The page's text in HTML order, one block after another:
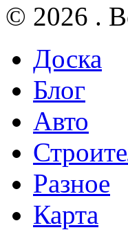
© 2026 .
Доска
Блог
Авто
Разное
Карта